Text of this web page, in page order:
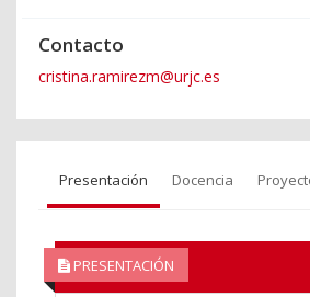
Contacto
cristina.ramirezm@urjc.es
Presentación Docencia
PRESENTACIÓN